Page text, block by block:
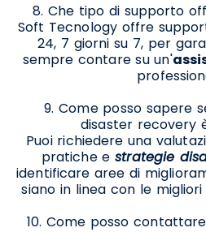
8. Che tipo di supporto
Soft Tecnology offre
24, 7 giorni su 7, per
sempre contare su un'
9. Come posso sapere
disaster recovery
Puoi richiedere una
pratiche estrategie
identificare aree di
siano in linea con le
10. Come posso